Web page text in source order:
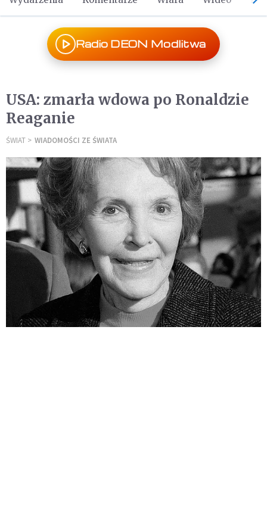
Radio DEON Modlitwa
USA: zmarła wdowa po Ronaldzie
Reaganie
ŚWIAT WIADOMOŚCI ZE ŚWIATA